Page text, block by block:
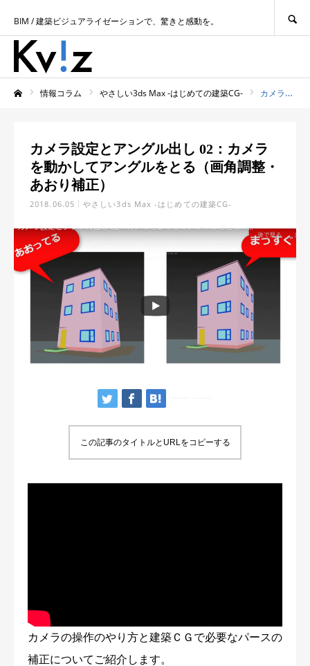
BIM / 建築ビジュアライゼーションで、驚きと感動を。
情報コラム やさしい3ds Max -はじめての建築CG- カメラ設定とアングル出し 02：カメラを動かしてアングルをとる（画角調整・あおり補正）
カメラ設定とアングル出し 02：カメラ
を動かしてアングルをとる（画角調整・
あおり補正）
2018.06.05 やさしい3ds Max -はじめての建築CG-
この記事のタイトルとURLをコピーする
カメラの操作のやり方と建築ＣＧで必要なパースの
補正についてご紹介します。